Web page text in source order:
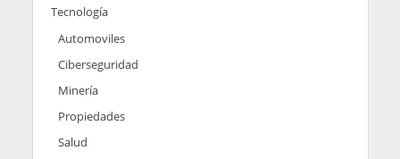
Tecnología
Automoviles
Ciberseguridad
Minería
Propiedades
Salud